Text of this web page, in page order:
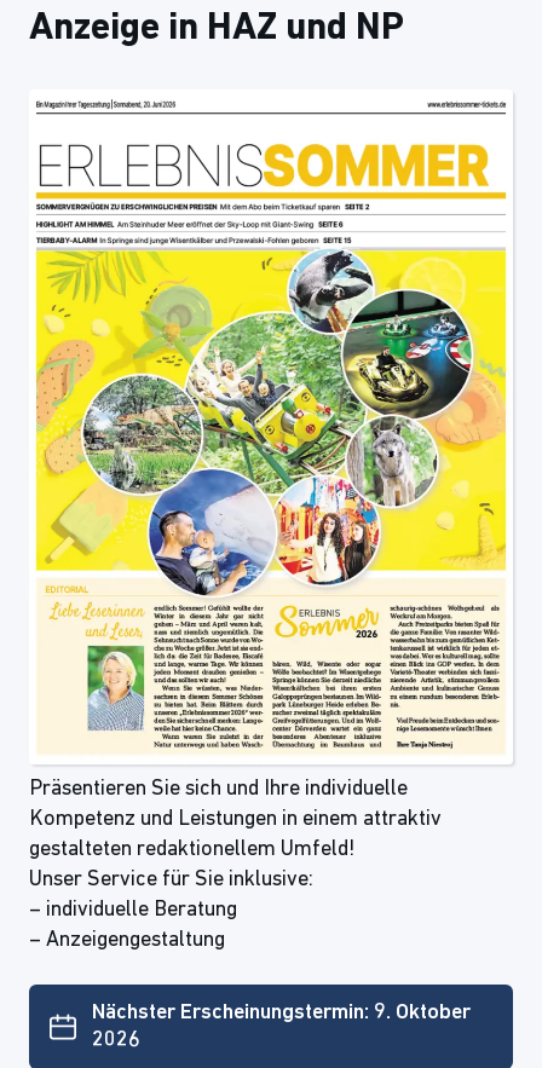
Anzeige in HAZ und NP
Präsentieren Sie sich und Ihre individuelle
Kompetenz und Leistungen in einem attraktiv
gestalteten redaktionellem Umfeld!
Unser Service für Sie inklusive:
– individuelle Beratung
– Anzeigengestaltung
Nächster Erscheinungstermin: 9. Oktober
2026